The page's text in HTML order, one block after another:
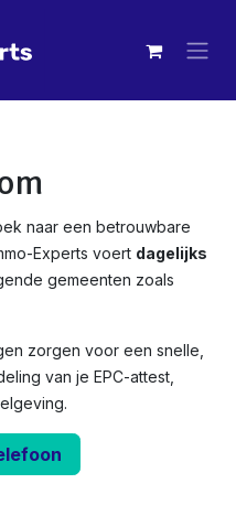
naar een betrouwbare
Experts voert dagelijks
gemeenten zoals
zorgen voor een snelle,
van je EPC-attest,